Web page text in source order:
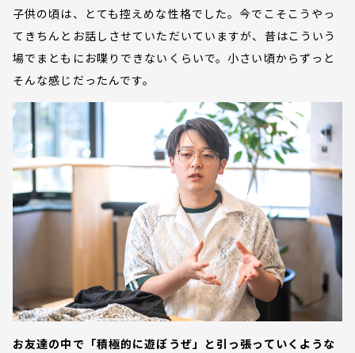
子供の頃は、とても控えめな性格でした。今でこそこうやっ
てきちんとお話しさせていただいていますが、昔はこういう
場でまともにお喋りできないくらいで。小さい頃からずっと
そんな感じだったんです。
お友達の中で「積極的に遊ぼうぜ」と引っ張っていくような